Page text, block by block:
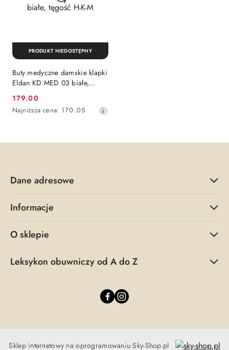
Buty medyczne damskie klapki
Eldan KD MED 03 białe,
Cena
promocyjna:
179.00
Najniższa
Najniższa cena: 170.05
PRODUKT NIEDOSTĘPNY
Dane adresowe
Informacje
O sklepie
Leksykon obuwniczy od A do Z
Sklep internetowy na oprogramowaniu Sky-Shop.pl